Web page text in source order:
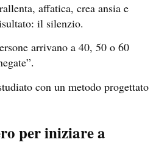
affatica, crea ansia e
il silenzio.
arrivano a 40, 50 o 60
con un metodo progettato
per iniziare a